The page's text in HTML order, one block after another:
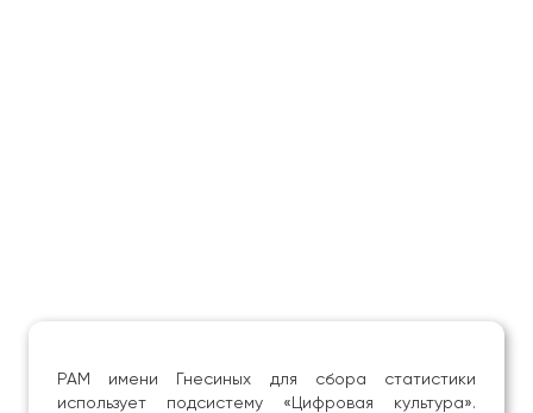
РАМ имени Гнесиных для сбора статистики
использует подсистему «Цифровая культура».